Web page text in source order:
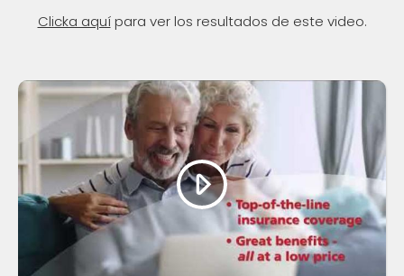
Clicka aquípara ver los resultados de este video.